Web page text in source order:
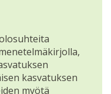
kasvatuksen
myötä